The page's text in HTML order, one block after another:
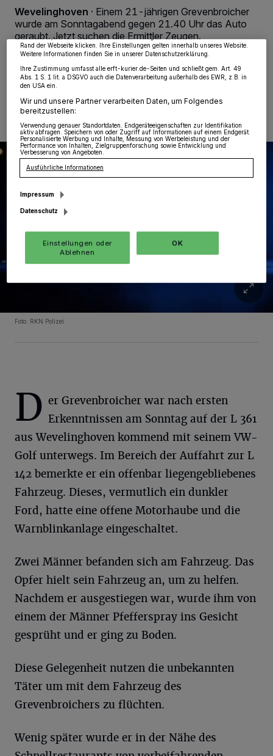
Wevelinghoven · Einem 21-jährigen Grevenbroicher
wurde am Sonntagabend gegen 21.40 Uhr das Auto
geraubt. Jetzt suchen die Ermittler Zeugen.
04.02.2025 , 00:36 Uhr
Foto: RKN Polizei
D er Grevenbroicher war nach ersten
Erkenntnissen am Sonntag auf der L 361
aus Wevelinghoven kommend mit seinem VW-
Golf unterwegs. Im Bereich der Auffahrt zur L
142 bemerkte er ein offenbar liegengebliebenes
Fahrzeug. Dieses, vermutlich ein dunkler
Ford, hatte eine offene Motorhaube und die
Warnblinkanlage eingeschaltet.
Zwei Männer befanden sich am Fahrzeug. Das
Opfer hielt sein Fahrzeug an, um zu helfen.
Nachdem er ausgestiegen war, wurde ihm von
einem der Männer Pfefferspray ins Gesicht
gesprüht und er ging zu Boden.
Diese Gelegenheit nutzen die unbekannten
Täter um mit dem Fahrzeug des
Grevenbroichers zu flüchten.
Wenig später wurde er in der Nähe des
Zwecke. Wenn Tracker deaktiviert sind, sind manche Inhalte und Anzeigen
möglicherweise nicht mehr so relevant für Sie. Sie können dieses Menü jederzeit
wieder aufrufen, um Ihre Einstellungen zu ändern oder Ihre Einwilligung zu
widerrufen, indem Sie auf den Link Einstellungen oder Ablehnen am unteren
Rand der Webseite klicken. Ihre Einstellungen gelten innerhalb unseres Website.
Weitere Informationen finden Sie in unserer Datenschutzerklärung.
Ihre Zustimmung umfasst alle erft-kurier.de-Seiten und schließt gem. Art. 49
Abs. 1 S. 1 lit. a DSGVO auch die Datenverarbeitung außerhalb des EWR, z.B. in
den USA ein.
Wir und unsere Partner verarbeiten Daten, um Folgendes
bereitzustellen:
Verwendung genauer Standortdaten. Endgeräteeigenschaften zur Identifikation
aktiv abfragen. Speichern von oder Zugriff auf Informationen auf einem Endgerät.
Personalisierte Werbung und Inhalte, Messung von Werbeleistung und der
Performance von Inhalten, Zielgruppenforschung sowie Entwicklung und
Verbesserung von Angeboten.
Ausführliche Informationen
Impressum
Datenschutz
Einstellungen oder
Ablehnen
OK